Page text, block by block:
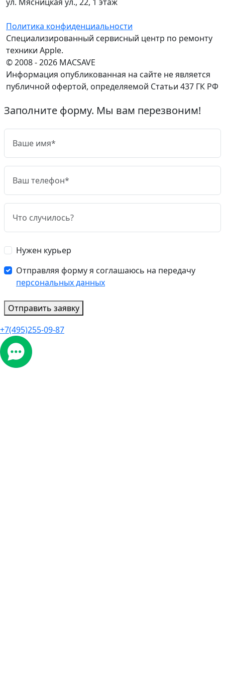
Политика конфиденциальности
Специализированный сервисный центр по ремонту
техники Apple.
© 2008 - 2026 MACSAVE
Информация опубликованная на сайте не является
публичной офертой, определяемой Статьи 437 ГК РФ
Заполните форму. Мы вам перезвоним!
Нужен курьер
Отправляя форму я соглашаюсь на передачу
персональных данных
Отправить заявку
+7(495)255-09-87